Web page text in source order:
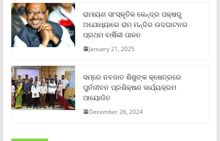
ରାମାୟଣ ସାଂସ୍କୃତିକ କେନ୍ଦ୍ର ପକ୍ଷରୁ
ଅଯୋଧ୍ୟାରେ ରାମ ମନ୍ଦିର ଉଦଘାଟନର
ପ୍ରଥମ ବାର୍ଷିକୀ ପାଳନ
January 21, 2025
ସମ୍‌ରେ ନବଜାତ ଶିଶୁଙ୍କ କ୍ଷେତ୍ରରେ
ପୁର୍ନଜୀବନ ପ୍ରଶିକ୍ଷଣ କାର୍ଯ୍ୟକ୍ରମ
ଆୟୋଜିତ
December 26, 2024